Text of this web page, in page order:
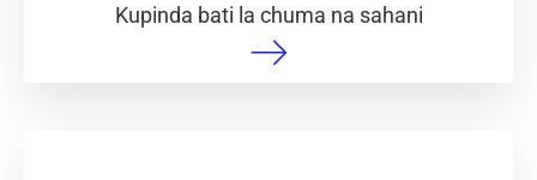
Kupinda bati la chuma na sahani